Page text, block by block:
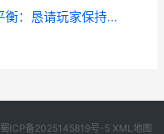
《巅峰》开发团队答复游戏平衡：恳请玩家保持耐心 巅峰团队是正规网站吗
蜀ICP备2025145819号-5 XML地图